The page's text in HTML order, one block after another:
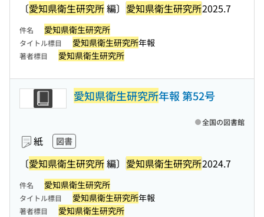
〔愛知県衛生研究所編〕 愛知県衛生研究所2025.7
件名 愛知県衛生研究所
タイトル標目 愛知県衛生研究所年報
著者標目 愛知県衛生研究所
愛知県衛生研究所年報 第52号
紙 図書
〔愛知県衛生研究所編〕 愛知県衛生研究所2024.7
全国の図書館
件名 愛知県衛生研究所
タイトル標目 愛知県衛生研究所年報
著者標目 愛知県衛生研究所